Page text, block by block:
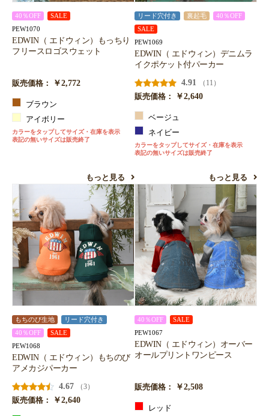
40％OFF SALE
PEW1070
EDWIN（ エドウィン）もっちり
フリースロゴスウェット
販売価格： ￥2,772
ブラウン
アイボリー
カラーをタップしてサイズ・在庫を表示
表記の無いサイズは販売終了
もっと見る
リード穴付き 裏起毛
40％OFF
SALE
PEW1069
EDWIN（ エドウィン）デニムラ
イクポケット付パーカー
4.91
（11）
販売価格：
￥2,640
ベージュ
ネイビー
カラーをタップしてサイズ・在庫を表示
表記の無いサイズは販売終了
もっと見る
もちのび生地
リード穴付き
40％OFF
SALE
PEW1068
EDWIN（ エドウィン）もちのび
アメカジパーカー
4.67
（3）
販売価格：
￥2,640
40％OFF SALE
PEW1067
EDWIN（ エドウィン）オーバー
オールプリントワンピース
販売価格： ￥2,508
レッド